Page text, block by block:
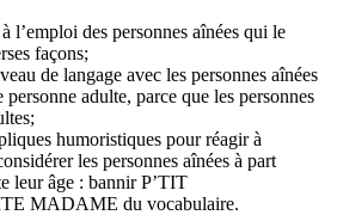
l’emploi des personnes aînées qui le
façons;
de langage avec les personnes aînées
personne adulte, parce que les personnes
humoristiques pour réagir à
les personnes aînées à part
leur âge : bannir P’TIT
MADAME du vocabulaire.